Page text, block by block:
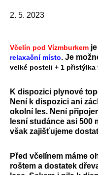
2. 5. 2023
Včelín pod Vízmburkem
relaxační místo. Je
velké posteli + 1 přistýlka
K dispozici plynové
Není k dispozici ani
okolní les. Není
lesní studánce asi 500
však zajišťujeme
Před včelínem máme
roštem a dostatek